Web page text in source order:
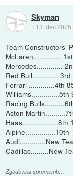
Skyman
:: 13. dec
Team Constructors'
McLaren..............
Mercedes.............
Red Bull............. 3rd
Ferrari .............4th
Williams..............5th
Racing
Aston
Haas..................8th
Alpine...............10th
Audi.............New
Cadillac.........New
Zgodovina sprememb…